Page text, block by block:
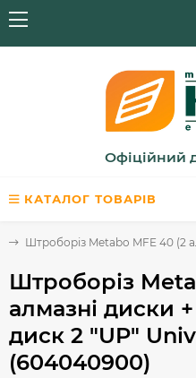
Офіційний
КАТАЛОГ ТОВАРІВ
Штроборіз Metabo MFE 40 (2
Штроборіз
алмазні диски
диск 2 "UP"
(604040900)